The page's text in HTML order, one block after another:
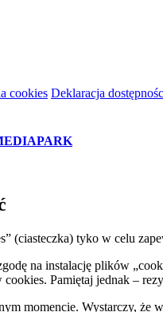
cookies Deklaracja
(ciasteczka) tyko w celu
na instalację plików
Pamiętaj jednak –
momencie. Wystarczy, że